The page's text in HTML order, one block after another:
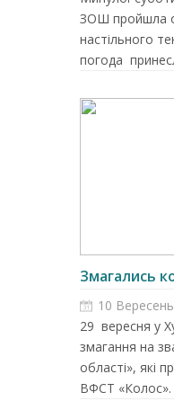
ЗОШ пройшла
настільного
погода
Змагались
10
29 вересня у
змагання на
області», які
ВФСТ